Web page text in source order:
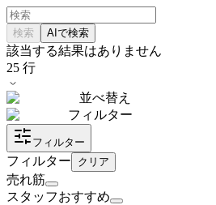
検索 AIで検索
該当する結果はありません
25 行
並べ替え
フィルター
フィルター
フィルター クリア
売れ筋
スタッフおすすめ